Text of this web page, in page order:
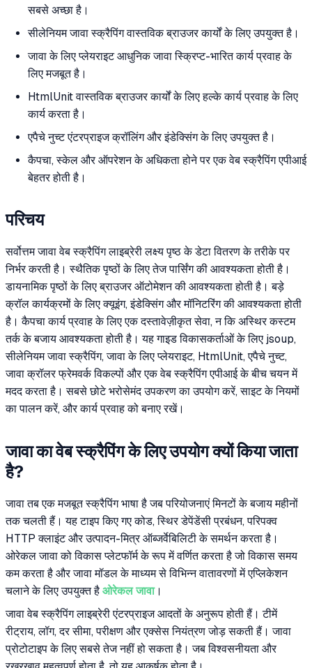
सबसे अच्छा है।
सीलेनियम जावा स्क्रैपिंग वास्तविक ब्राउजर कार्यों के लिए उपयुक्त है।
जावा के लिए प्लेयराइट आधुनिक जावा स्क्रिप्ट-भारित कार्य प्रवाह के
लिए मजबूत है।
HtmlUnit वास्तविक ब्राउजर कार्यों के लिए हल्के कार्य प्रवाह के लिए
कार्य करता है।
एपैचे नुच्ट एंटरप्राइज क्रॉलिंग और इंडेक्सिंग के लिए उपयुक्त है।
कैपचा, स्केल और ऑपरेशन के अधिकता होने पर एक वेब स्क्रैपिंग एपीआई
बेहतर होती है।
परिचय
सर्वोत्तम जावा वेब स्क्रैपिंग लाइब्रेरी लक्ष्य पृष्ठ के डेटा वितरण के तरीके पर
निर्भर करती है। स्थैतिक पृष्ठों के लिए तेज पार्सिंग की आवश्यकता होती है।
डायनामिक पृष्ठों के लिए ब्राउजर ऑटोमेशन की आवश्यकता होती है। बड़े
क्रॉल कार्यक्रमों के लिए क्यूइंग, इंडेक्सिंग और मॉनिटरिंग की आवश्यकता होती
है। कैपचा कार्य प्रवाह के लिए एक दस्तावेज़ीकृत सेवा, न कि अस्थिर कस्टम
तर्क के बजाय आवश्यकता होती है। यह गाइड विकासकर्ताओं के लिए jsoup,
सीलेनियम जावा स्क्रैपिंग, जावा के लिए प्लेयराइट, HtmlUnit, एपैचे नुच्ट,
जावा क्रॉलर फ्रेमवर्क विकल्पों और एक वेब स्क्रैपिंग एपीआई के बीच चयन में
मदद करता है। सबसे छोटे भरोसेमंद उपकरण का उपयोग करें, साइट के नियमों
का पालन करें, और कार्य प्रवाह को बनाए रखें।
जावा का वेब स्क्रैपिंग के लिए उपयोग क्यों किया जाता
है?
जावा तब एक मजबूत स्क्रैपिंग भाषा है जब परियोजनाएं मिनटों के बजाय महीनों
तक चलती हैं। यह टाइप किए गए कोड, स्थिर डेपेंडेंसी प्रबंधन, परिपक्व
HTTP क्लाइंट और उत्पादन-मित्र ऑब्जर्वेबिलिटी के समर्थन करता है।
ओरेकल जावा को विकास प्लेटफॉर्म के रूप में वर्णित करता है जो विकास समय
कम करता है और जावा मॉडल के माध्यम से विभिन्न वातावरणों में एप्लिकेशन
चलाने के लिए उपयुक्त है ओरेकल जावा।
जावा वेब स्क्रैपिंग लाइब्रेरी एंटरप्राइज आदतों के अनुरूप होती हैं। टीमें
रीट्राय, लॉग, दर सीमा, परीक्षण और एक्सेस नियंत्रण जोड़ सकती हैं। जावा
प्रोटोटाइप के लिए सबसे तेज नहीं हो सकता है। जब विश्वसनीयता और